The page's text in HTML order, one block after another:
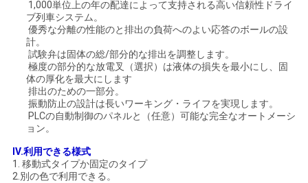
い
PRIVACY
POLICY
1,000単位上の年の配達によって支持される高い信頼性ドライ
ブ列車システム。
優秀な分離の性能のと排出の負荷へのよい応答のボールの設
計。
試験弁は固体の総/部分的な排出を調整します。
極度の部分的な放電叉（選択）は液体の損失を最小にし、固
体の厚化を最大にします
排出のための一部分。
振動防止の設計は長いワーキング・ライフを実現します。
PLCの自動制御のパネルと（任意）可能な完全なオートメーシ
ョン。
IV.利用できる様式
1. 移動式タイプか固定のタイプ
2.別の色で利用できる。